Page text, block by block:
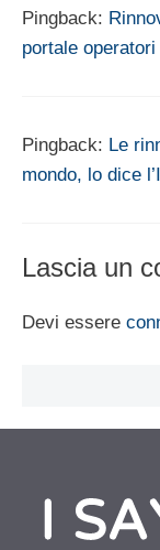
Pingback:
portale
Pingback: Le
mondo, lo dice
Lascia un
Devi essere